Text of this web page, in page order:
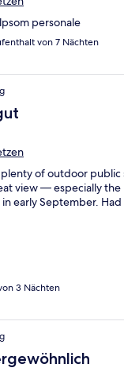
in verschiedensten
erlebt, dass es nur
Aber die
an 4 Tagen gar nichts
das Zimmer nicht
wurde lief es nicht
aber nur für 1
Preis/Leistung
personale
von 7 Nächten
of outdoor public
view — especially the
early September. Had
3 Nächten